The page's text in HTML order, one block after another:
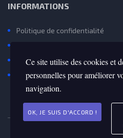
INFORMATIONS
Politique de confidentialité
Contactez Nous
Avenir(s) – Onisep
Ce site utilise des cookies et
personnelles pour améliorer
navigation.
OK, JE SUIS D'ACCORD !